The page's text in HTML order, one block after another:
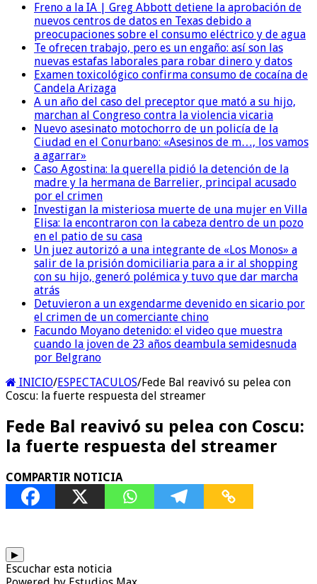
Freno a la IA | Greg Abbott detiene la aprobación de
nuevos centros de datos en Texas debido a
preocupaciones sobre el consumo eléctrico y de agua
Te ofrecen trabajo, pero es un engaño: así son las
nuevas estafas laborales para robar dinero y datos
Examen toxicológico confirma consumo de cocaína de
Candela Arizaga
A un año del caso del preceptor que mató a su hijo,
marchan al Congreso contra la violencia vicaria
Nuevo asesinato motochorro de un policía de la
Ciudad en el Conurbano: «Asesinos de m…, los vamos
a agarrar»
Caso Agostina: la querella pidió la detención de la
madre y la hermana de Barrelier, principal acusado
por el crimen
Investigan la misteriosa muerte de una mujer en Villa
Elisa: la encontraron con la cabeza dentro de un pozo
en el patio de su casa
Un juez autorizó a una integrante de «Los Monos» a
salir de la prisión domiciliaria para a ir al shopping
con su hijo, generó polémica y tuvo que dar marcha
atrás
Detuvieron a un exgendarme devenido en sicario por
el crimen de un comerciante chino
Facundo Moyano detenido: el video que muestra
cuando la joven de 23 años deambula semidesnuda
por Belgrano
INICIO/ESPECTACULOS/Fede Bal reavivó su pelea con
Coscu: la fuerte respuesta del streamer
Fede Bal reavivó su pelea con Coscu:
la fuerte respuesta del streamer
COMPARTIR NOTICIA
▶
Escuchar esta noticia